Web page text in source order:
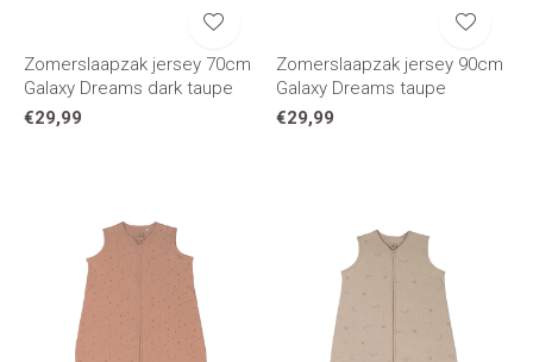
Zomerslaapzak jersey 70cm
Galaxy Dreams dark taupe
€29,99
Zomerslaapzak jersey 90cm
Galaxy Dreams taupe
€29,99